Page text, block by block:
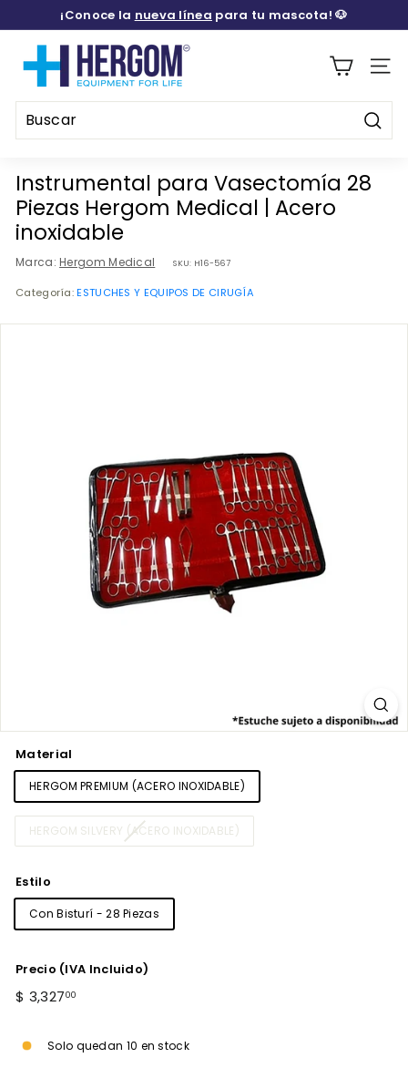
directamente
diapositivas
¡Conoce la nueva línea para tu mascota! 🐶
E
R
G
M
M
E
D
C
A
Instrumental para Vasectomía 28
Piezas Hergom Medical | Acero
inoxidable
Marca: Hergom Medical SKU: H16-567
Categoría:ESTUCHES Y EQUIPOS DE CIRUGÍA
Material
HERGOM PREMIUM (ACERO INOXIDABLE)
HERGOM SILVERY (ACERO INOXIDABLE)
Estilo
Con Bisturí - 28 Piezas
Precio (IVA Incluido)
Precio
$ 3,32700
Solo quedan 10 en stock